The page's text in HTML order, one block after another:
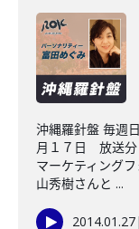
沖縄羅針盤 毎
月１７日 放送分
マーケティング
山秀樹さんと ...
2014.01.27|